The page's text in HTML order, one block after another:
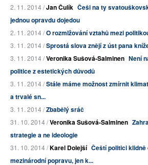
2. 11. 2014 /Jan Čulík Češi na ty
jednou opravdu dojedou
2. 11. 2014 /O rozmlžování vztahů mezi
3. 11. 2014 /Sprostá slova znějí z úst pana
3. 11. 2014 /Veronika Sušová-Salminen Není
politice z estetických důvodů
3. 11. 2014 /Stále máme možnost zmírnit
a trvalé sn...
3. 11. 2014 /Zbabělý sráč
31. 10. 2014 /Veronika Sušová-Salminen
strategie a ne ideologie
31. 10. 2014 /Karel Dolejší Čeští politici
mezinárodní popravu, jen k...